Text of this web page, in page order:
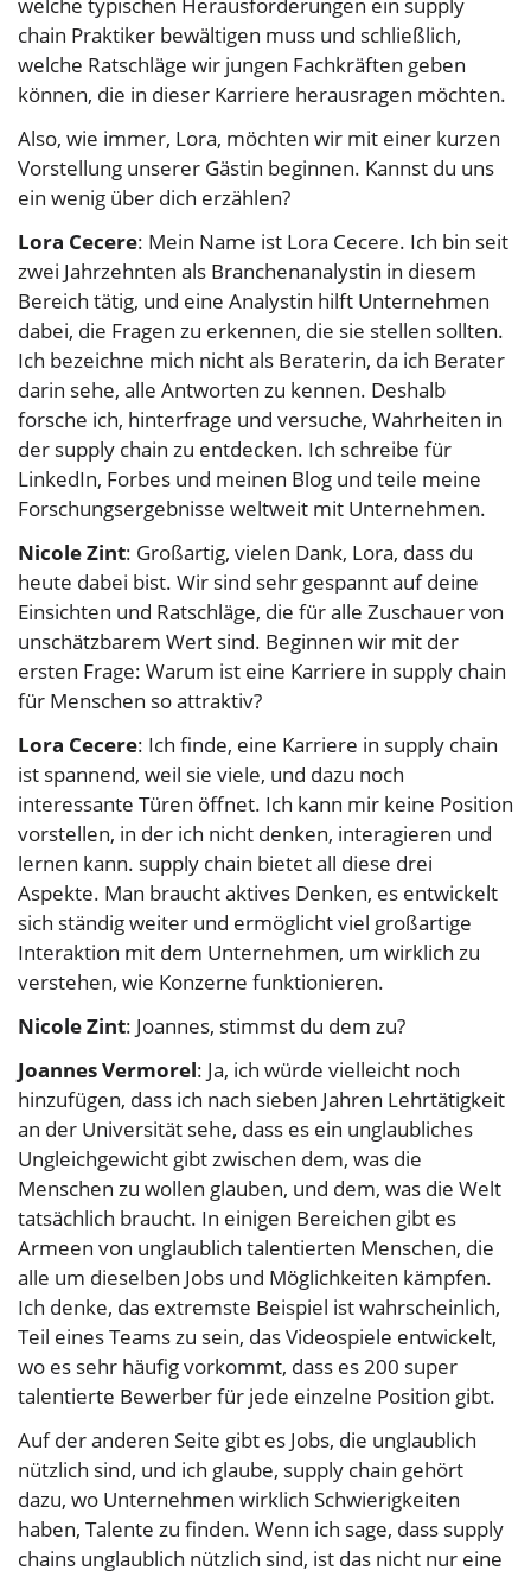
welche typischen Herausforderungen ein supply
chain Praktiker bewältigen muss und schließlich,
welche Ratschläge wir jungen Fachkräften geben
können, die in dieser Karriere herausragen möchten.
Also, wie immer, Lora, möchten wir mit einer kurzen
Vorstellung unserer Gästin beginnen. Kannst du uns
ein wenig über dich erzählen?
Lora Cecere: Mein Name ist Lora Cecere. Ich bin seit
zwei Jahrzehnten als Branchenanalystin in diesem
Bereich tätig, und eine Analystin hilft Unternehmen
dabei, die Fragen zu erkennen, die sie stellen sollten.
Ich bezeichne mich nicht als Beraterin, da ich Berater
darin sehe, alle Antworten zu kennen. Deshalb
forsche ich, hinterfrage und versuche, Wahrheiten in
der supply chain zu entdecken. Ich schreibe für
LinkedIn, Forbes und meinen Blog und teile meine
Forschungsergebnisse weltweit mit Unternehmen.
Nicole Zint: Großartig, vielen Dank, Lora, dass du
heute dabei bist. Wir sind sehr gespannt auf deine
Einsichten und Ratschläge, die für alle Zuschauer von
unschätzbarem Wert sind. Beginnen wir mit der
ersten Frage: Warum ist eine Karriere in supply chain
für Menschen so attraktiv?
Lora Cecere: Ich finde, eine Karriere in supply chain
ist spannend, weil sie viele, und dazu noch
interessante Türen öffnet. Ich kann mir keine Position
vorstellen, in der ich nicht denken, interagieren und
lernen kann. supply chain bietet all diese drei
Aspekte. Man braucht aktives Denken, es entwickelt
sich ständig weiter und ermöglicht viel großartige
Interaktion mit dem Unternehmen, um wirklich zu
verstehen, wie Konzerne funktionieren.
Nicole Zint: Joannes, stimmst du dem zu?
Joannes Vermorel: Ja, ich würde vielleicht noch
hinzufügen, dass ich nach sieben Jahren Lehrtätigkeit
an der Universität sehe, dass es ein unglaubliches
Ungleichgewicht gibt zwischen dem, was die
Menschen zu wollen glauben, und dem, was die Welt
tatsächlich braucht. In einigen Bereichen gibt es
Armeen von unglaublich talentierten Menschen, die
alle um dieselben Jobs und Möglichkeiten kämpfen.
Ich denke, das extremste Beispiel ist wahrscheinlich,
Teil eines Teams zu sein, das Videospiele entwickelt,
wo es sehr häufig vorkommt, dass es 200 super
talentierte Bewerber für jede einzelne Position gibt.
Auf der anderen Seite gibt es Jobs, die unglaublich
nützlich sind, und ich glaube, supply chain gehört
dazu, wo Unternehmen wirklich Schwierigkeiten
haben, Talente zu finden. Wenn ich sage, dass supply
chains unglaublich nützlich sind, ist das nicht nur eine